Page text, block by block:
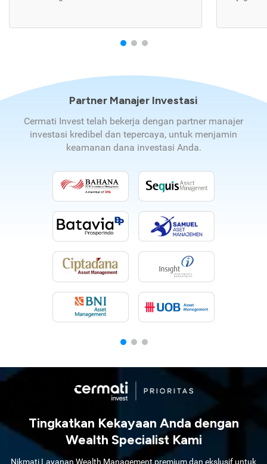
Partner Manajer Investasi
Cermati Invest telah bekerja dengan partner manajer
investasi kredibel dan tepercaya, untuk menjamin
keamanan dana investasi Anda.
Tingkatkan Kekayaan Anda dengan
Wealth Specialist Kami
Nikmati Layanan Wealth Management premium dan ekslusif untuk